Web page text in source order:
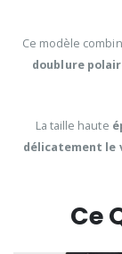
Ce modèle
doublure
La taille haute
délicatement le
Ce